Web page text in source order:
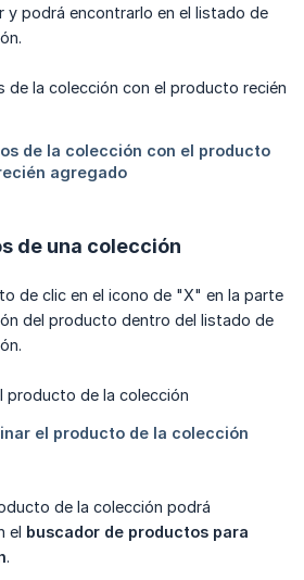
y podrá encontrarlo en el listado de
de una colección
de clic en el icono de "X" en la parte
del producto dentro del listado de
de la colección podrá
el buscador de productos para
.